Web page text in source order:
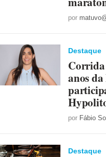
por
Destaque
Corrida
anos
por Fábio
Destaque